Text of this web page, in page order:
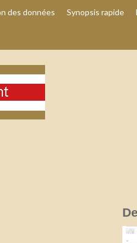
des données Synopsis rapide